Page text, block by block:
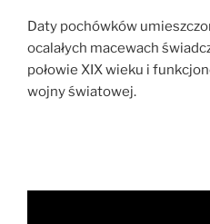
Daty pochówków
ocalałych macewach
połowie XIX wieku i
wojny światowej.